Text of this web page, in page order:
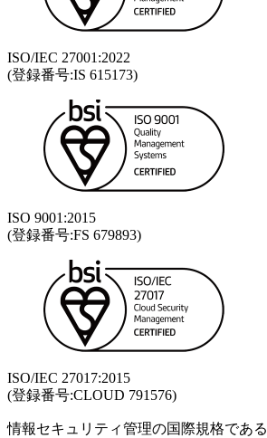
ISO/IEC 27001:2022
(登録番号:IS 615173)
ISO 9001:2015
(登録番号:FS 679893)
ISO/IEC 27017:2015
(登録番号:CLOUD 791576)
情報セキュリティ管理の国際規格である